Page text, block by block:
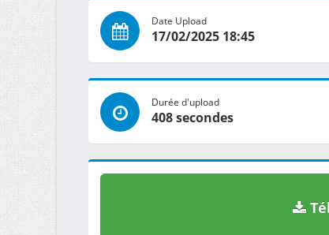
Date Upload
17/02/2025 18:45
Durée d'upload
408 secondes